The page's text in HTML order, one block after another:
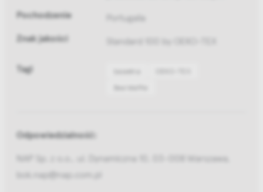
Pochodzenie Portugalia
Znak jakości Standard 100 by OEKO-TEX
Tagi bawełna
Bee Waffle
Odpowiedzialność:
NAP Sp. z o.o., ul. Dynamiczna 10, 03-008 Warszawa,
bok.nap@nap.com.pl